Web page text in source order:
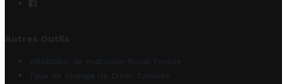
Autres Outils
Validateur de matricule fiscal Tunisie
Taux de change de Dinar Tunisien